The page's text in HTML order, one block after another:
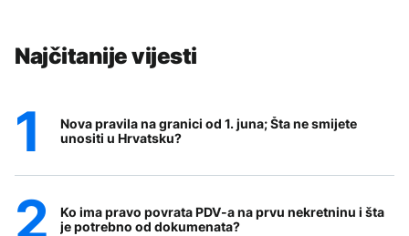
Najčitanije vijesti
Nova pravila na granici od 1. juna; Šta ne smijete
unositi u Hrvatsku?
Ko ima pravo povrata PDV-a na prvu nekretninu i šta
je potrebno od dokumenata?